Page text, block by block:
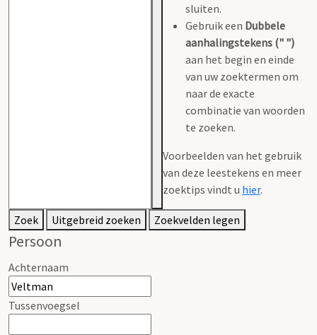
sluiten.
Gebruik een Dubbele
aanhalingstekens (" ")
aan het begin en einde
van uw zoektermen om
naar de exacte
combinatie van woorden
te zoeken.
Voorbeelden van het gebruik
van deze leestekens en meer
zoektips vindt u hier.
Zoek Uitgebreid zoeken Zoekvelden legen
Persoon
Achternaam
Tussenvoegsel